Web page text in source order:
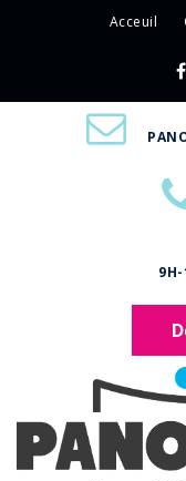
Acceuil
9H-